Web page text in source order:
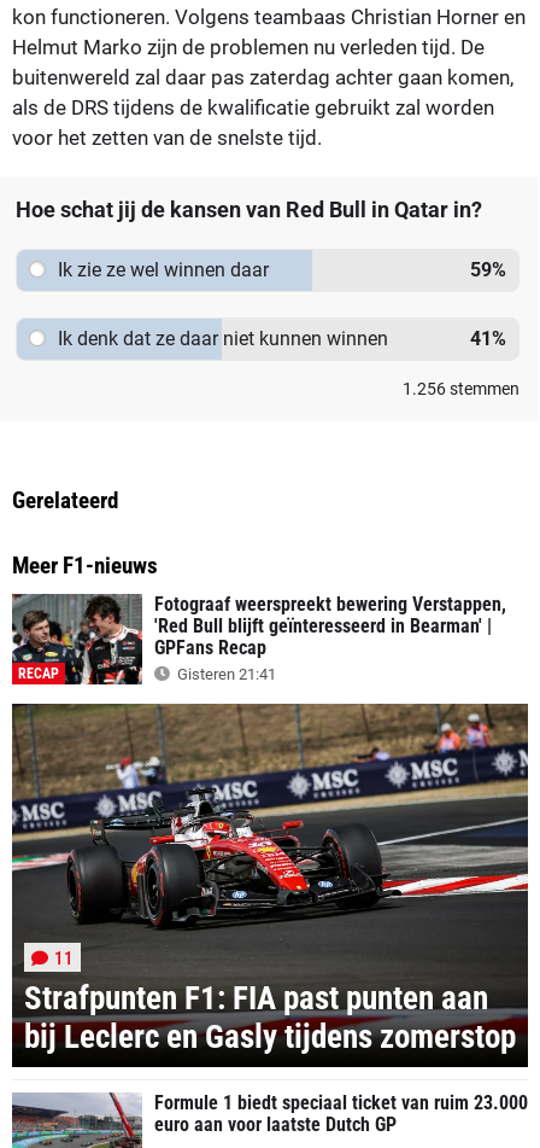
kon functioneren. Volgens teambaas Christian Horner en
Helmut Marko zijn de problemen nu verleden tijd. De
buitenwereld zal daar pas zaterdag achter gaan komen,
als de DRS tijdens de kwalificatie gebruikt zal worden
voor het zetten van de snelste tijd.
Hoe schat jij de kansen van Red Bull in Qatar in?
Ik zie ze wel winnen daar 59%
Ik denk dat ze daar niet kunnen winnen 41%
1.256stemmen
Gerelateerd
Meer F1-nieuws
RECAP
Fotograaf weerspreekt bewering Verstappen,
'Red Bull blijft geïnteresseerd in Bearman' |
GPFans Recap
Gisteren 21:41
Strafpunten F1: FIA past punten aan
bij Leclerc en Gasly tijdens zomerstop
11
Formule 1 biedt speciaal ticket van ruim 23.000
euro aan voor laatste Dutch GP